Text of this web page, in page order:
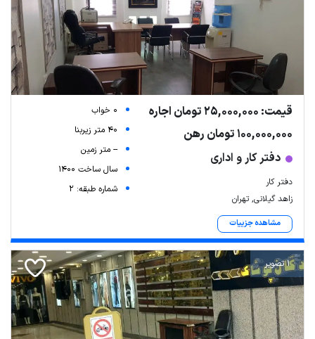
قیمت: 25,000,000 تومان اجاره
100,000,000 تومان رهن
دفتر کار و اداری
دفتر کار
زاهد گیلانی, تهران
مشاهده جزییات
0 خواب
40 متر زیربنا
-- متر زمین
سال ساخت 1400
شماره طبقه: 2
1 تصویر